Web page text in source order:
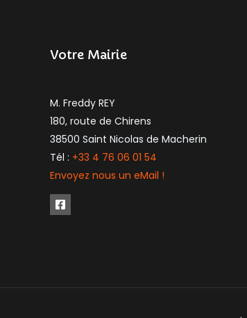
Votre Mairie
M. Freddy REY
180, route de Chirens
38500 Saint Nicolas de Macherin
Tél : +33 4 76 06 01 54
Envoyez nous un eMail !